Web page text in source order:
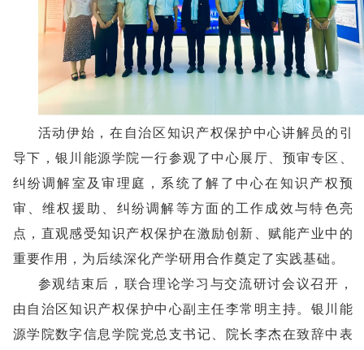
活动伊始，在自治区知识产权保护中心讲解员的引
导下，银川能源学院一行参观了中心展厅、预审专区、
纠纷调解室及审理庭，系统了解了中心在知识产权预
审、维权援助、纠纷调解等方面的工作成效与特色亮
点，直观感受知识产权保护在激励创新、赋能产业中的
重要作用，为后续深化产学研用合作奠定了实践基础。
参观结束后，联合理论学习与交流研讨会议召开，
由自治区知识产权保护中心副主任李常明主持。银川能
源学院数字信息学院党总支书记、院长李杰在致辞中表